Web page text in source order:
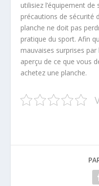
utilisiez l’équipement
précautions de sécurité
planche ne doit pas
pratique du sport. Afin
mauvaises surprises
aperçu de ce que vous
achetez une planche.